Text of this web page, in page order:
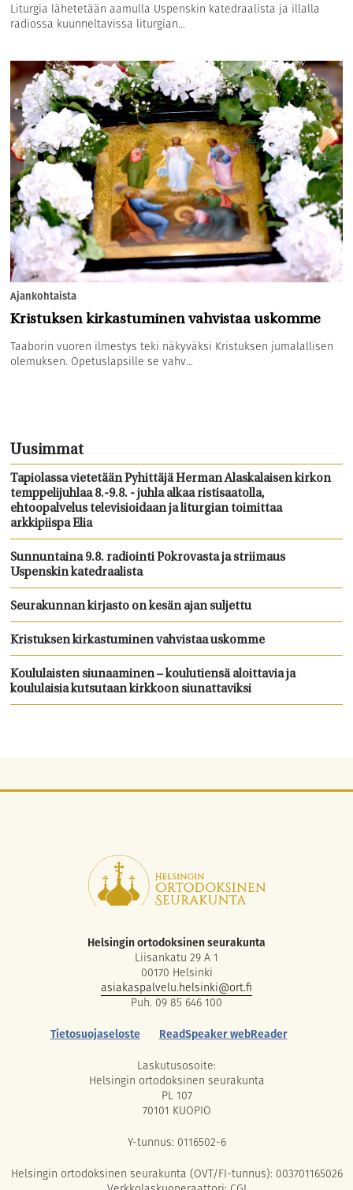
Liturgia lähetetään aamulla Uspenskin katedraalista ja illalla
radiossa kuunneltavissa liturgian...
Ajankohtaista
Kristuksen kirkastuminen vahvistaa uskomme
Taaborin vuoren ilmestys teki näkyväksi Kristuksen jumalallisen
olemuksen. Opetuslapsille se vahv...
Uusimmat
Tapiolassa vietetään Pyhittäjä Herman Alaskalaisen kirkon
temppelijuhlaa 8.-9.8. - juhla alkaa ristisaatolla,
ehtoopalvelus televisioidaan ja liturgian toimittaa
arkkipiispa Elia
Sunnuntaina 9.8. radiointi Pokrovasta ja striimaus
Uspenskin katedraalista
Seurakunnan kirjasto on kesän ajan suljettu
Kristuksen kirkastuminen vahvistaa uskomme
Koululaisten siunaaminen – koulutiensä aloittavia ja
koululaisia kutsutaan kirkkoon siunattaviksi
Helsingin ortodoksinen seurakunta
Liisankatu 29 A 1
00170 Helsinki
asiakaspalvelu.helsinki@ort.fi
Puh. 09 85 646 100
Tietosuojaseloste
ReadSpeaker webReader
Laskutusosoite:
Helsingin ortodoksinen seurakunta
PL 107
70101 KUOPIO
Y-tunnus: 0116502-6
Helsingin ortodoksinen seurakunta (OVT/FI-tunnus): 003701165026